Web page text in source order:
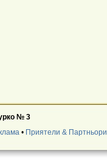
№ 3
• Приятели & Партньори